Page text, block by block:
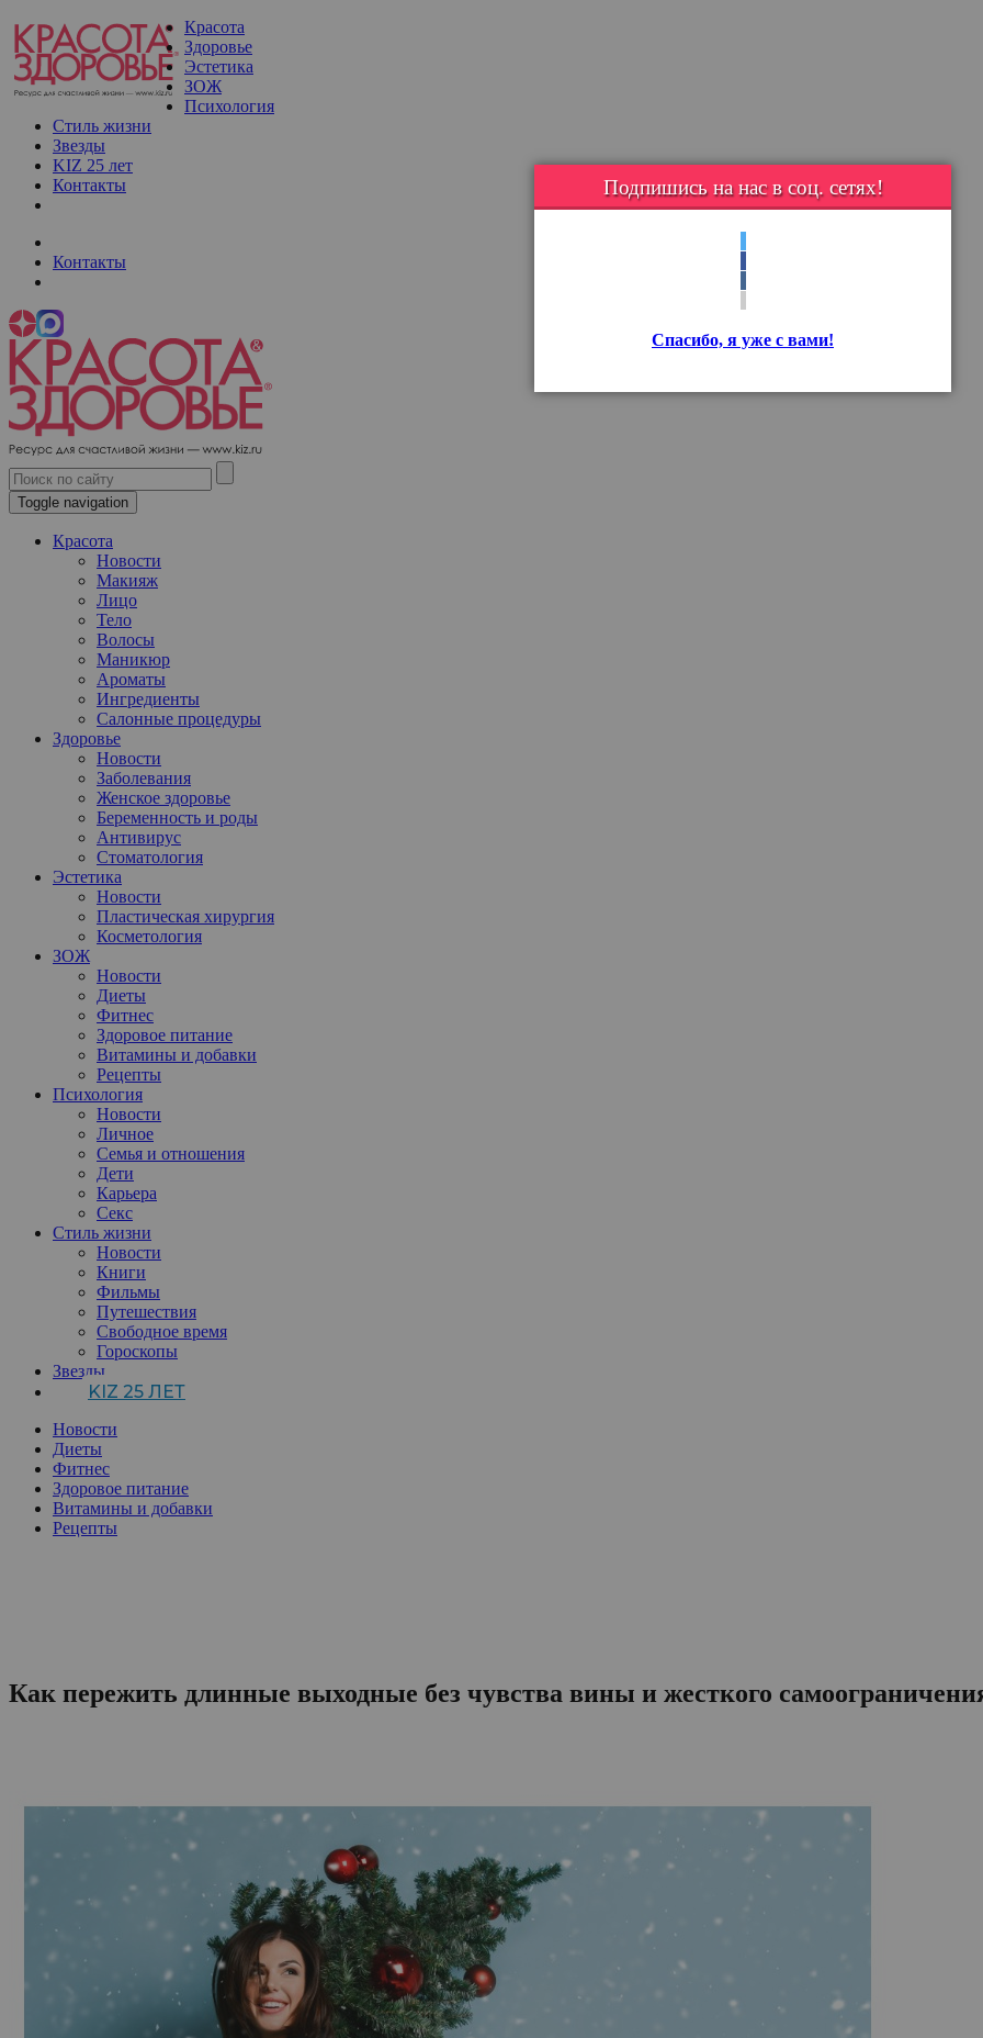
Красота
Здоровье
Эстетика
ЗОЖ
Психология
Стиль жизни
Звезды
KIZ 25 лет
Контакты
Контакты
Toggle navigation
Красота
Новости
Макияж
Лицо
Тело
Волосы
Маникюр
Ароматы
Ингредиенты
Салонные процедуры
Здоровье
Новости
Заболевания
Женское здоровье
Беременность и роды
Антивирус
Стоматология
Эстетика
Новости
Пластическая хирургия
Косметология
ЗОЖ
Новости
Диеты
Фитнес
Здоровое питание
Витамины и добавки
Рецепты
Психология
Новости
Личное
Семья и отношения
Дети
Карьера
Секс
Стиль жизни
Новости
Книги
Фильмы
Путешествия
Свободное время
Гороскопы
Звезды
KIZ 25 ЛЕТ
Новости
Диеты
Фитнес
Здоровое питание
Витамины и добавки
Рецепты
Подпишись на нас в соц. сетях!
Спасибо, я уже с вами!
Как пережить длинные выходные без чувства вины и жесткого